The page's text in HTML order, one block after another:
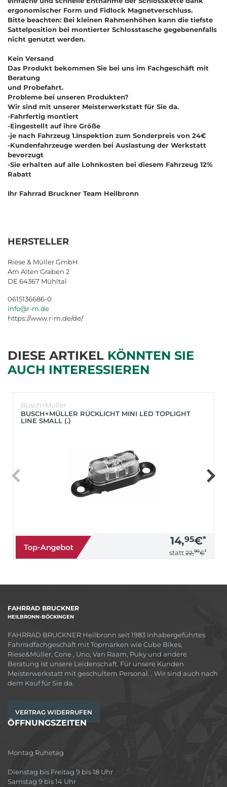
ergonomischer Form und Fidlock Magnetverschluss.
Bitte beachten: Bei kleinen Rahmenhöhen kann die tiefste
Sattelposition bei montierter Schlosstasche gegebenenfalls
nicht genutzt werden.
Kein Versand
Das Produkt bekommen Sie bei uns im Fachgeschäft mit
Beratung
und Probefahrt.
Probleme bei unseren Produkten?
Wir sind mit unserer Meisterwerkstatt für Sie da.
-Fahrfertig montiert
-Eingestellt auf ihre Größe
-je nach Fahrzeug 1.Inspektion zum Sonderpreis von 24€
-Kundenfahrzeuge werden bei Auslastung der Werkstatt
bevorzugt
-Sie erhalten auf alle Lohnkosten bei diesem Fahrzeug 12%
Rabatt
Ihr Fahrrad Bruckner Team Heilbronn
HERSTELLER
Riese & Müller GmbH
Am Alten Graben 2
DE 64367 Mühltal
0615136686-0
info@r-m.de
https://www.r-m.de/de/
DIESE ARTIKEL KÖNNTEN SIE
AUCH INTERESSIEREN
Busch+Müller
BUSCH+MÜLLER RÜCKLICHT MINI LED TOPLIGHT
LINE SMALL (.)
14,95€*
statt 22,90€*
FAHRRAD BRUCKNER
HEILBRONN-BÖCKINGEN
FAHRRAD BRUCKNER Heilbronn seit 1983 Inhabergeführtes
Fahrradfachgeschäft mit Topmarken wie Cube Bikes,
Riese&Müller, Cone , Uno, Van Raam, Puky und andere.
Beratung ist unsere Leidenschaft. Für unsere Kunden
Meisterwerkstatt mit geschultem Personal. . Wir sind auch nach
dem Kauf für Sie da.
VERTRAG WIDERRUFEN
ÖFFNUNGSZEITEN
Montag Ruhetag
Dienstag bis Freitag 9 bis 18 Uhr
Samstag 9 bis 14 Uhr